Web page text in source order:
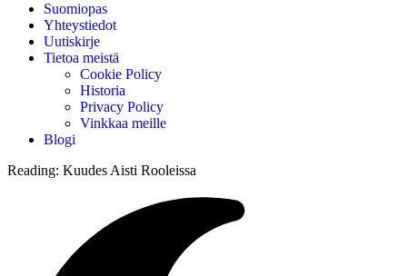
Suomiopas
Yhteystiedot
Uutiskirje
Tietoa meistä
Cookie Policy
Historia
Privacy Policy
Vinkkaa meille
Blogi
Reading: Kuudes Aisti Rooleissa